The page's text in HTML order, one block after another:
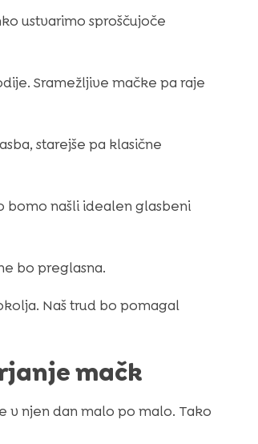
ustvarimo sproščujoče
Sramežljive mačke pa raje
starejše pa klasične
bomo našli idealen glasbeni
bo preglasna.
Naš trud bo pomagal
mačk
v njen dan malo po malo. Tako